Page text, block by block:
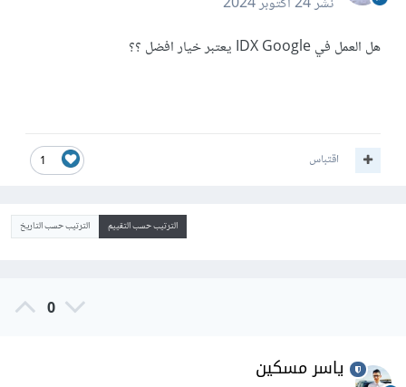
هل العمل في IDX Google يعتبر خيار افضل ؟؟
1 اقتباس
الترتيب حسب التقييم الترتيب حسب التاريخ
0
ياسر مسكين